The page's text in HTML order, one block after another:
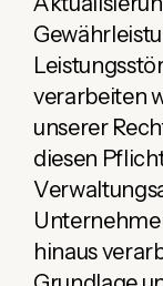
verarbeiten
unserer
diesen
hinaus